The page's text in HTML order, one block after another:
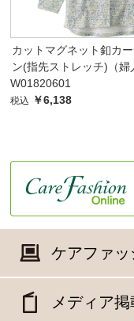
カットマグネット釦カ
ン(指先ストレッチ)（婦
W01820601
税込 ￥6,138
ケアファ
メディア